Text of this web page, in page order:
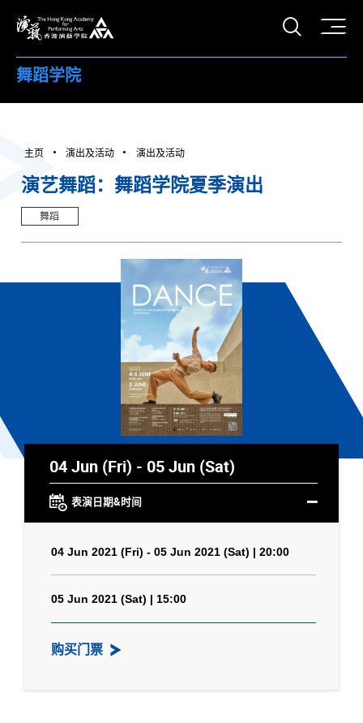
打开
舞蹈学院
主页 演出及活动 演出及活动
演艺舞蹈：舞蹈学院夏季演出
舞蹈
04 Jun (Fri) - 05 Jun (Sat)
表演日期&时间
04 Jun 2021 (Fri) - 05 Jun 2021 (Sat) | 20:00
05 Jun 2021 (Sat) | 15:00
购买门票